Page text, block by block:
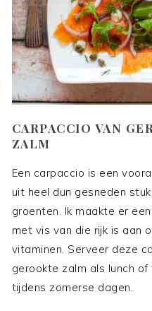
CARPACCIO VAN
ZALM
Een carpaccio is een
uit heel dun gesneden
groenten. Ik maakte er
met vis van die rijk is aan
vitaminen. Serveer deze
gerookte zalm als lunch
tijdens zomerse dagen.